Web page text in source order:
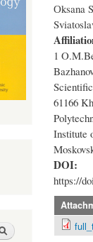
Оksana
1
61166
Institute
DOI:
https://